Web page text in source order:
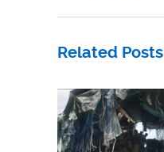
Related Posts